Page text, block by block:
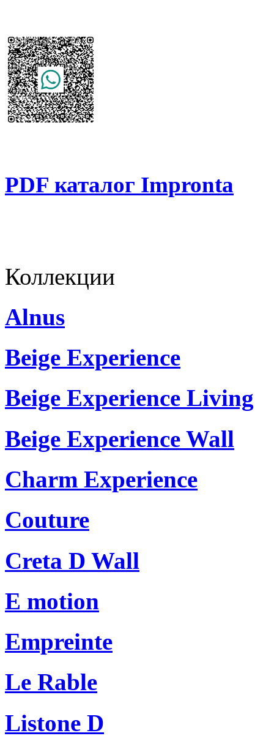
PDF каталог Impronta
Коллекции
Alnus
Beige Experience
Beige Experience Living
Beige Experience Wall
Charm Experience
Couture
Creta D Wall
E motion
Empreinte
Le Rable
Listone D